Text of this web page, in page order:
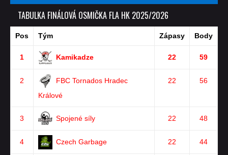
TABULKA FINÁLOVÁ OSMIČKA FLA HK 2025/2026
Pos Tým Zápasy Body
1 Kamikadze 22 59
2
FBC Tornados Hradec
Králové
22 56
3 Spojené síly 22 48
4 Czech Garbage 22 44